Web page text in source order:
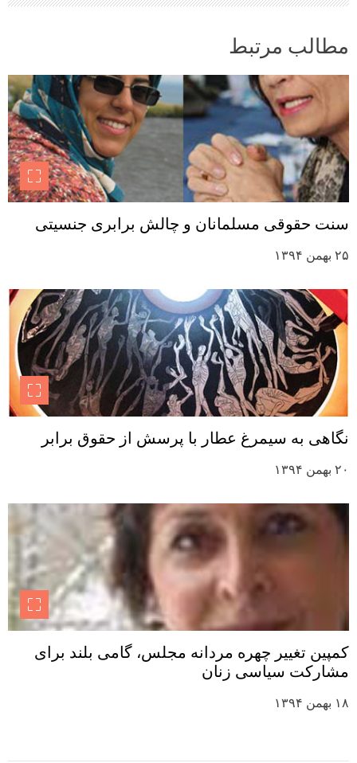
مطالب مرتبط
سنت حقوقی مسلمانان و چالش برابری جنسیتی
۲۵ بهمن ۱۳۹۴
نگاهی به سیمرغ عطار با پرسش از حقوق برابر
۲۰ بهمن ۱۳۹۴
کمپین تغییر چهره مردانه مجلس، گامی بلند برای
مشارکت سیاسی زنان
۱۸ بهمن ۱۳۹۴